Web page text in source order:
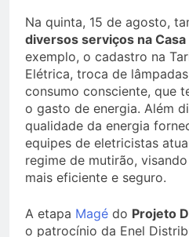
Na quinta, 15 de agosto,
diversos serviços na Casa
exemplo, o cadastro na
Elétrica, troca de
consumo consciente, que
o gasto de energia. Além
qualidade da energia
equipes de eletricistas
regime de mutirão,
mais eficiente e seguro.
A etapa Magé do Projeto
o patrocínio da Enel